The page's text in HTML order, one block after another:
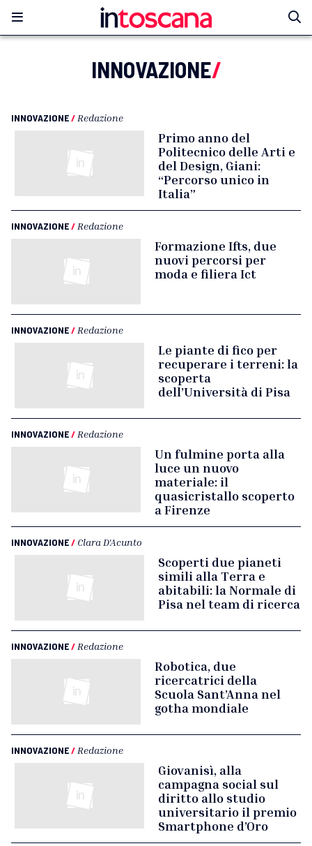
INNOVAZIONE/
INNOVAZIONE/ Redazione
Primo anno del
Politecnico delle Arti e
del Design, Giani:
“Percorso unico in
Italia”
INNOVAZIONE/ Redazione
Formazione Ifts, due
nuovi percorsi per
moda e filiera Ict
INNOVAZIONE/ Redazione
Le piante di fico per
recuperare i terreni: la
scoperta
dell’Università di Pisa
INNOVAZIONE/ Redazione
Un fulmine porta alla
luce un nuovo
materiale: il
quasicristallo scoperto
a Firenze
INNOVAZIONE/ Clara D'Acunto
Scoperti due pianeti
simili alla Terra e
abitabili: la Normale di
Pisa nel team di ricerca
INNOVAZIONE/ Redazione
Robotica, due
ricercatrici della
Scuola Sant’Anna nel
gotha mondiale
INNOVAZIONE/ Redazione
Giovanisì, alla
campagna social sul
diritto allo studio
universitario il premio
Smartphone d’Oro